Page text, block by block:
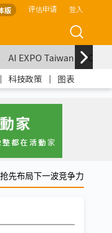
版 评估申请 登入
AI EXPO Taiwan
｜ 科技政策 ｜ 图表
先布局下一波竞争力